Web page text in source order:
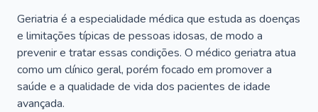
Geriatria é a especialidade médica que estuda as doenças
e limitações típicas de pessoas idosas, de modo a
prevenir e tratar essas condições. O médico geriatra atua
como um clínico geral, porém focado em promover a
saúde e a qualidade de vida dos pacientes de idade
avançada.